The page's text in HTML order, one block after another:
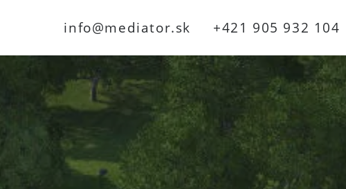
info@mediator.sk +421 905 932 104